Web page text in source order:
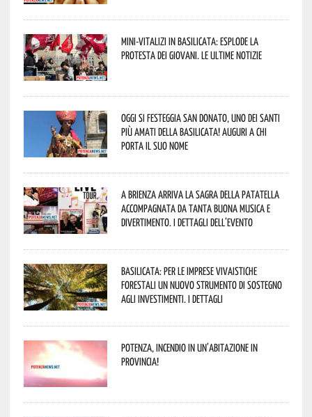
Mini-vitalizi in Basilicata: esplode la
protesta dei giovani. Le ultime notizie
Oggi si festeggia San Donato, uno dei Santi
più amati della Basilicata! Auguri a chi
porta il suo nome
A Brienza arriva la Sagra della Patatella
accompagnata da tanta buona musica e
divertimento. I dettagli dell’evento
Basilicata: per le imprese vivaistiche
forestali un nuovo strumento di sostegno
agli investimenti. I dettagli
Potenza, incendio in un’abitazione in
provincia!